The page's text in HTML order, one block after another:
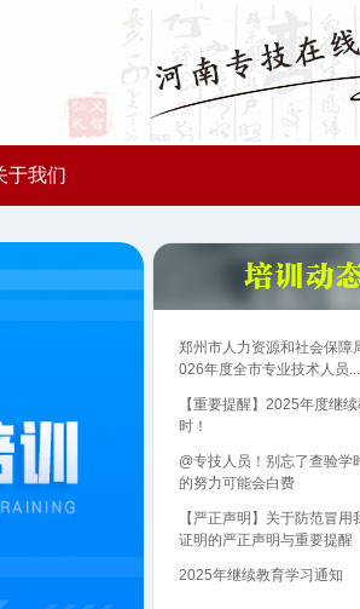
于我们
郑州市人力资源和社会保障
026年度全市专业技术人员...
【重要提醒】2025年度继
时！
@专技人员！别忘了查验学
的努力可能会白费
【严正声明】关于防范冒用
证明的严正声明与重要提醒
2025年继续教育学习通知